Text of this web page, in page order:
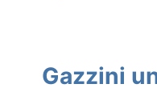
Gazzini